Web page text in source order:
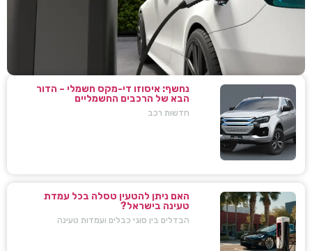
נחשף: איסוזו די-מקס חשמלי – הדור
הבא של הרכבים החשמליים
חדשות רכב
האם ניתן להטעין טסלה בכל עמדת
טעינה בישראל?
הבדלים בין סוגי כבלים ועמדות טעינה